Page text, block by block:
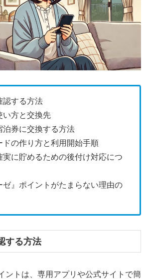
認する方法
い方と交換先
泊券に交換する方法
ドの作り方と利用開始手順
実に貯めるための後付け対応につ
ゼ』ポイントがたまらない理由の
する方法
ントは、専用アプリや公式サイトで簡